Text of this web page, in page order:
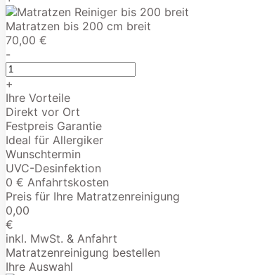
Matratzen bis 200 cm breit
70,00 €
-
+
Ihre Vorteile
Direkt vor Ort
Festpreis Garantie
Ideal für Allergiker
Wunschtermin
UVC-Desinfektion
0 € Anfahrtskosten
Preis für Ihre Matratzenreinigung
0,00
€
inkl. MwSt. & Anfahrt
Matratzenreinigung bestellen
Ihre Auswahl